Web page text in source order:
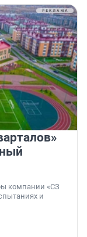
компании «СЗ
и